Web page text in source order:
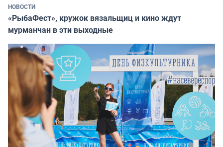
НОВОСТИ
«РыбаФест», кружок вязальщиц и кино ждут
мурманчан в эти выходные